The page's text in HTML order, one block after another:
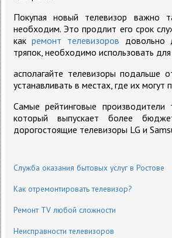
Покупая новый телевизор
необходим. Это продлит его срок
какремонт телевизоров довольно
тряпок, необходимо использовать
асполагайте телевизоры подальше
устанавливать в местах, где их
Самые рейтинговые
который выпускает более
дорогостоящие телевизоры LG и
Служба оказания бытовых услуг в Ростове
Как отремонтировать телевизор?
Ремонт TV любой сложности
Неисправности телевизоров